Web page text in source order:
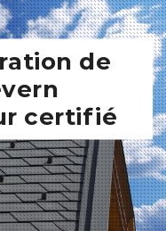
de
certifié